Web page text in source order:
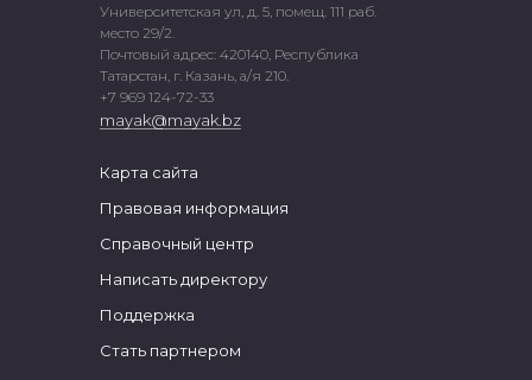
Университетская ул, д. 5, помещ. 111 раб.
место 29/2.
Почтовый адрес: 420140, Республика
Татарстан, г. Казань, а/я 210.
+7 969 124-72-33
mayak@mayak.bz
Карта сайта
Правовая информация
Справочный центр
Написать директору
Поддержка
Стать партнером